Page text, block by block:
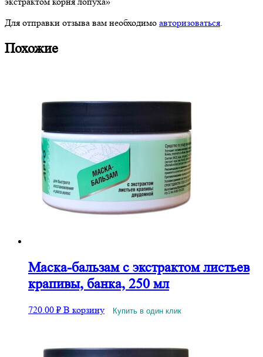
Для отправки отзыва вам необходимо авторизоваться.
Похожие
Маска-бальзам с экстрактом листьев
крапивы, банка, 250 мл
720.00 ₽ В корзину Купить в один клик